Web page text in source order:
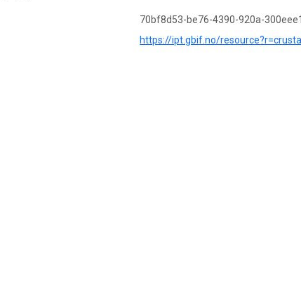
70bf8d53-be76-4390-920a-
https://ipt.gbif.no/